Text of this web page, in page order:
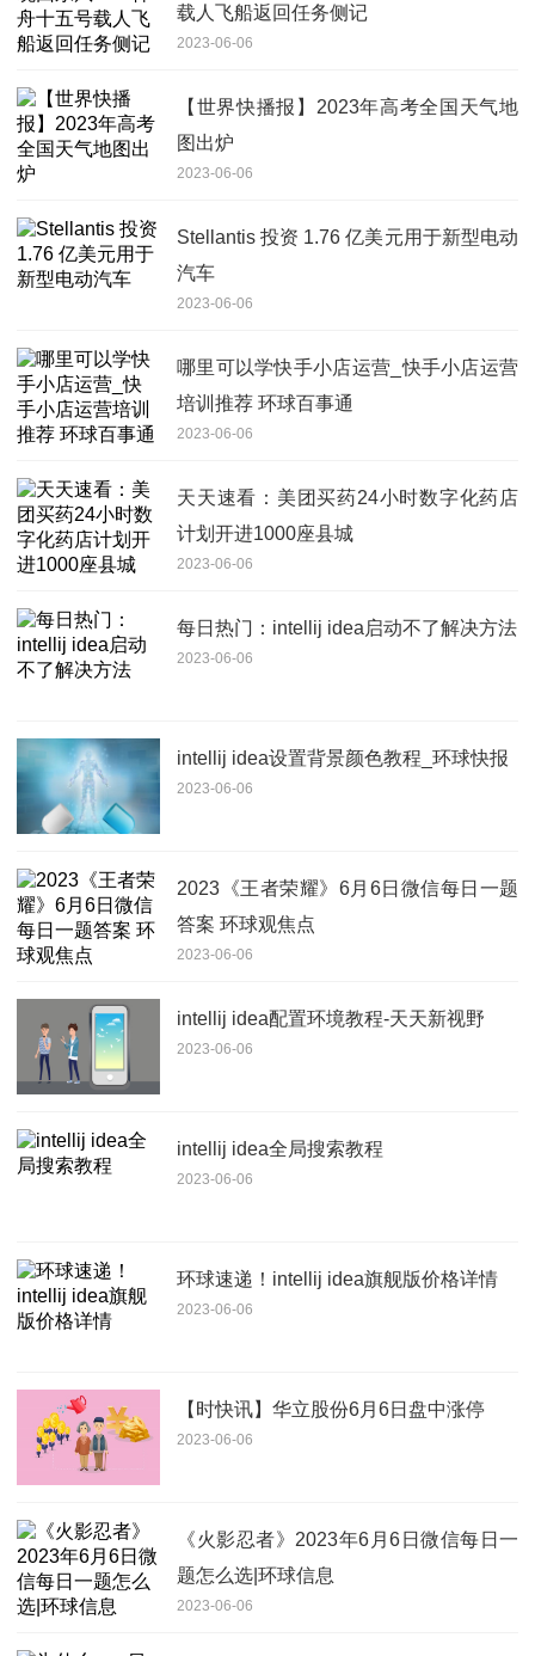
载人飞船返回任务侧记
2023-06-06
【世界快播报】2023年高考全国天气地
图出炉
2023-06-06
Stellantis 投资 1.76 亿美元用于新型电动
汽车
2023-06-06
哪里可以学快手小店运营_快手小店运营
培训推荐 环球百事通
2023-06-06
天天速看：美团买药24小时数字化药店
计划开进1000座县城
2023-06-06
每日热门：intellij idea启动不了解决方法
2023-06-06
intellij idea设置背景颜色教程_环球快报
2023-06-06
2023《王者荣耀》6月6日微信每日一题
答案 环球观焦点
2023-06-06
intellij idea配置环境教程-天天新视野
2023-06-06
intellij idea全局搜索教程
2023-06-06
环球速递！intellij idea旗舰版价格详情
2023-06-06
【时快讯】华立股份6月6日盘中涨停
2023-06-06
《火影忍者》2023年6月6日微信每日一
题怎么选|环球信息
2023-06-06